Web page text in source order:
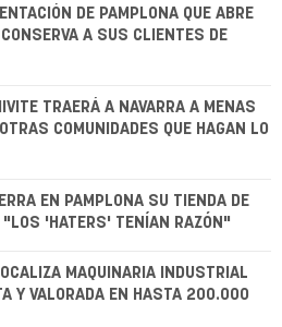
DE PAMPLONA QUE ABRE
A SUS CLIENTES DE
TRAERÁ A NAVARRA A MENAS
COMUNIDADES QUE HAGAN LO
EN PAMPLONA SU TIENDA DE
"LOS 'HATERS' TENÍAN RAZÓN"
MAQUINARIA INDUSTRIAL
Y VALORADA EN HASTA 200.000